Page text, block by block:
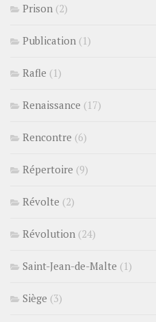
Prison (2)
Publication (1)
Rafle (1)
Renaissance (17)
Rencontre (6)
Répertoire (9)
Révolte (2)
Révolution (24)
Saint-Jean-de-Malte (1)
Siège (3)